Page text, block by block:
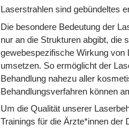
Laserstrahlen sind gebündeltes
Die besondere Bedeutung der
nur an die Strukturen abgibt, die
gewebespezifische Wirkung von
umsetzen. So ermöglicht der
Behandlung nahezu aller
Behandlungsverfahren können
Um die Qualität unserer
Trainings für die Ärzte*innen der